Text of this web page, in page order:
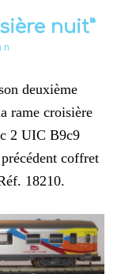
nuit”
deuxième
rame croisière
2 UIC B9c9
coffret
18210.